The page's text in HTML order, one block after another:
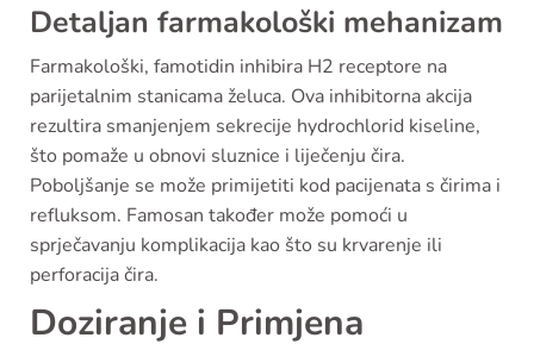
Detaljan farmakološki mehanizam
Farmakološki, famotidin inhibira H2 receptore na
parijetalnim stanicama želuca. Ova inhibitorna akcija
rezultira smanjenjem sekrecije hydrochlorid kiseline,
što pomaže u obnovi sluznice i liječenju čira.
Poboljšanje se može primijetiti kod pacijenata s čirima i
refluksom. Famosan također može pomoći u
sprječavanju komplikacija kao što su krvarenje ili
perforacija čira.
Doziranje i Primjena